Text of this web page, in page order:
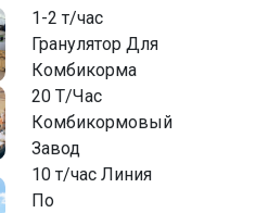
1-2 т/час
Гранулятор Для
Комбикорма
20 Т/Час
Комбикормовый
Завод
10 т/час Линия
По